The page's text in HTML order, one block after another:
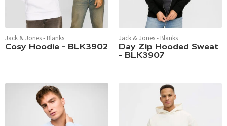
Jack & Jones - Blanks
Cosy Hoodie - BLK3902
Jack & Jones - Blanks
Day Zip Hooded Sweat
- BLK3907